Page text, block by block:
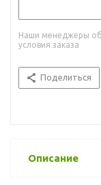
Наши менеджеры
условия заказа
Поделиться
Описание